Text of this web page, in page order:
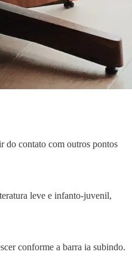
do contato com outros pontos
leve e infanto-juvenil,
conforme a barra ia subindo.